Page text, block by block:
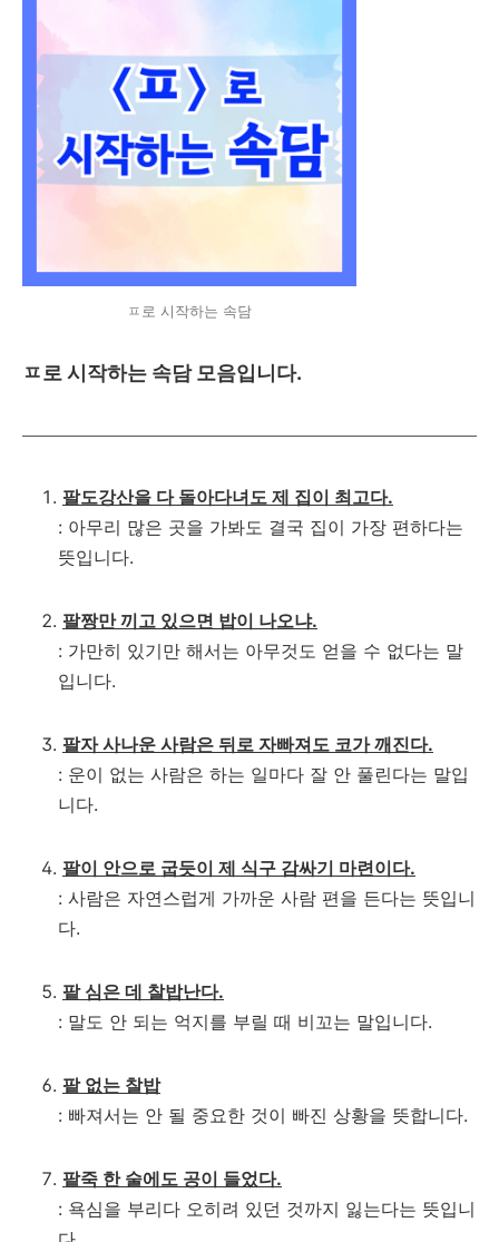
ㅍ로 시작하는 속담
ㅍ로 시작하는 속담 모음입니다.
팔도강산을 다 돌아다녀도 제 집이 최고다.
: 아무리 많은 곳을 가봐도 결국 집이 가장 편하다는
뜻입니다.
팔짱만 끼고 있으면 밥이 나오냐.
: 가만히 있기만 해서는 아무것도 얻을 수 없다는 말
입니다.
팔자 사나운 사람은 뒤로 자빠져도 코가 깨진다.
: 운이 없는 사람은 하는 일마다 잘 안 풀린다는 말입
니다.
팔이 안으로 굽듯이 제 식구 감싸기 마련이다.
: 사람은 자연스럽게 가까운 사람 편을 든다는 뜻입니
다.
팥 심은 데 찰밥난다.
: 말도 안 되는 억지를 부릴 때 비꼬는 말입니다.
팥 없는 찰밥
: 빠져서는 안 될 중요한 것이 빠진 상황을 뜻합니다.
팥죽 한 술에도 공이 들었다.
: 욕심을 부리다 오히려 있던 것까지 잃는다는 뜻입니